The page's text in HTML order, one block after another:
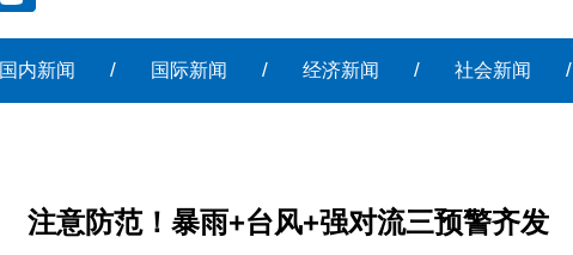
国内新闻 / 国际新闻 / 经济新闻 / 社会新闻 /
注意防范！暴雨+台风+强对流三预警齐发